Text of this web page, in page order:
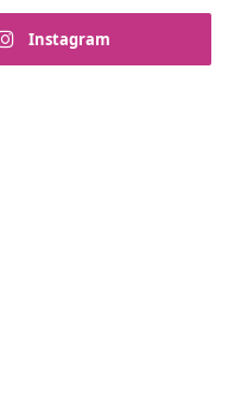
Instagram